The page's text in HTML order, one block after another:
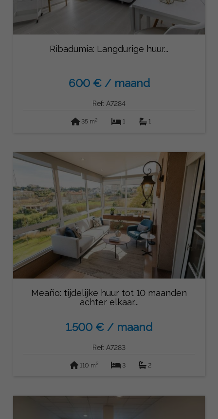
Ribadumia: Langdurige huur...
600 € / maand
Ref: A7284
35 m2 1 1
Meaño: tijdelijke huur tot 10 maanden
achter elkaar...
1.500 € / maand
Ref: A7283
110 m2 3 2